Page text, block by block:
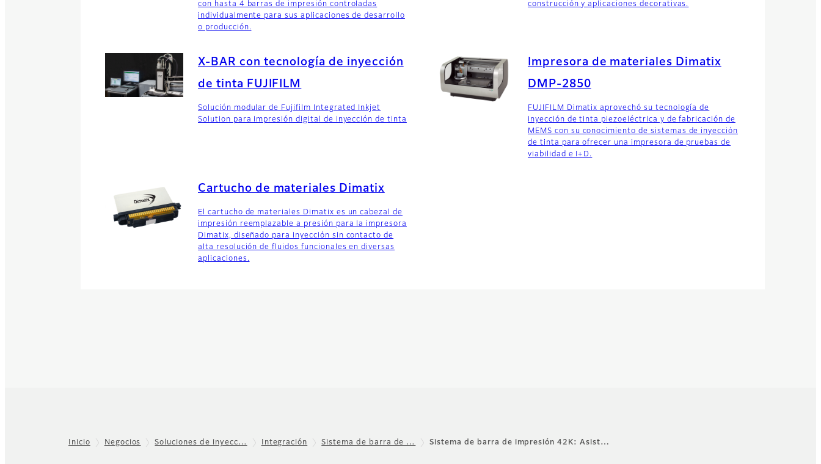
con hasta 4 barras de impresión controladas
individualmente para sus aplicaciones de desarrollo
o producción.
construcción y aplicaciones decorativas.
X-BAR con tecnología de inyección
de tinta FUJIFILM
Solución modular de Fujifilm Integrated Inkjet
Solution para impresión digital de inyección de tinta
Impresora de materiales Dimatix
DMP-2850
FUJIFILM Dimatix aprovechó su tecnología de
inyección de tinta piezoeléctrica y de fabricación de
MEMS con su conocimiento de sistemas de inyección
de tinta para ofrecer una impresora de pruebas de
viabilidad e I+D.
Cartucho de materiales Dimatix
El cartucho de materiales Dimatix es un cabezal de
impresión reemplazable a presión para la impresora
Dimatix, diseñado para inyección sin contacto de
alta resolución de fluidos funcionales en diversas
aplicaciones.
Inicio Negocios Soluciones de inyecc… Integración Sistema de barra de … Sistema de barra de impresión 42K: Asist…